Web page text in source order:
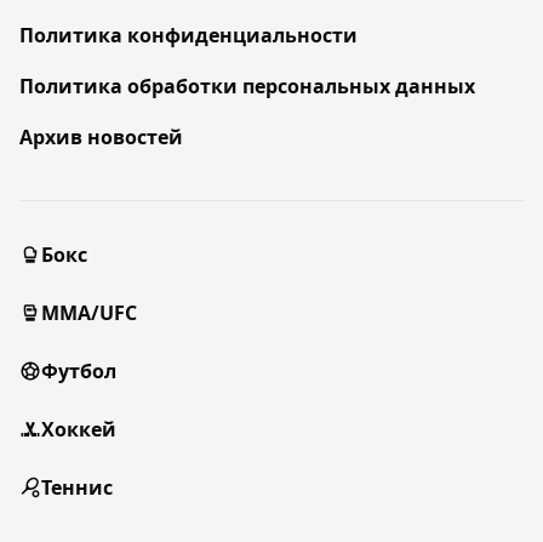
Политика конфиденциальности
Политика обработки персональных данных
Архив новостей
Бокс
MMA/UFC
Футбол
Хоккей
Теннис